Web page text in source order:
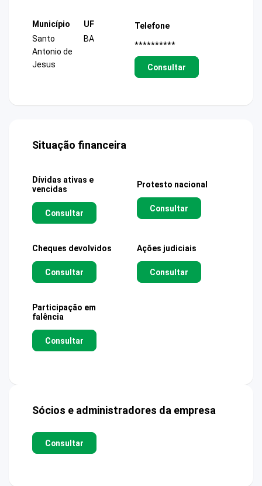
Município
Santo
Antonio de
Jesus
UF
BA
Telefone
**********
Consultar
Situação financeira
Dívidas ativas e
vencidas
Consultar
Protesto nacional
Consultar
Cheques devolvidos
Consultar
Ações judiciais
Consultar
Participação em
falência
Consultar
Sócios e administradores da empresa
Consultar